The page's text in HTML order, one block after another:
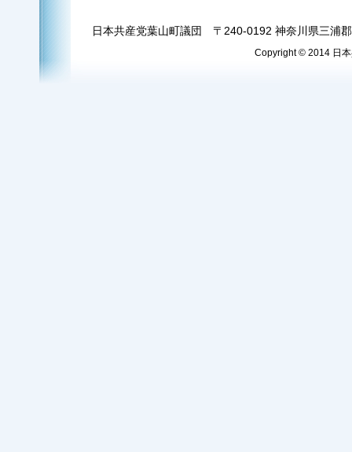
日本共産党葉山町議団 〒240-0192 神奈川県三浦
Copyright © 2014 日